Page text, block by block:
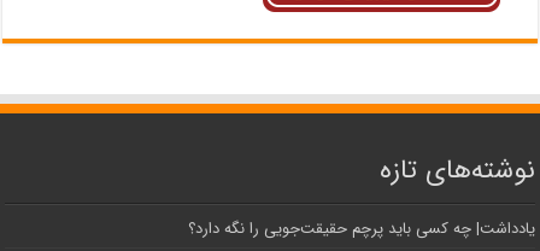
نوشته‌های تازه
یادداشت| ‌چه کسی باید پرچم حقیقت‌جویی را نگه دارد؟